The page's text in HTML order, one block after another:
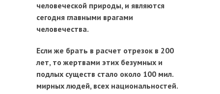
человеческой природы, и являются
сегодня главными врагами
человечества.
Если же брать в расчет отрезок в 200
лет, то жертвами этих безумных и
подлых существ стало около 100 мил.
мирных людей, всех национальностей.